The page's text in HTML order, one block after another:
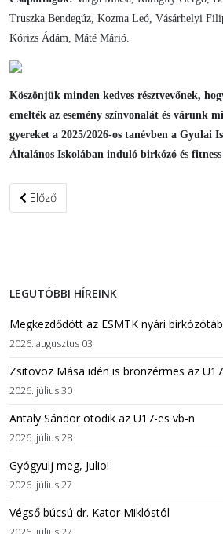
Truszka Bendegúz, Kozma Leó, Vásárhelyi
Kórizs Ádám, Máté Márió.
Köszönjük minden kedves résztvevőnek,
emelték az esemény színvonalát és várunk
gyereket a 2025/2026-os tanévben a Gyulai
Általános Iskolában induló birkózó és
Előző cikk: Újabb sportosztályt indítunk
Előző
LEGUTÓBBI HÍREINK
Megkezdődött az ESMTK nyári
2026. augusztus 03
Zsitovoz Mása idén is bronzérmes az
2026. július 30
Antaly Sándor ötödik az U17-es vb-n
2026. július 28
Gyógyulj meg, Julio!
2026. július 27
Végső búcsú dr. Kator Miklóstól